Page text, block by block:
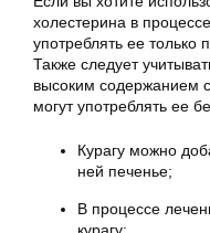
холестерина в
употреблять ее только
Также следует
высоким содержанием
могут употреблять ее
Курагу можно
ней печенье;
В процессе